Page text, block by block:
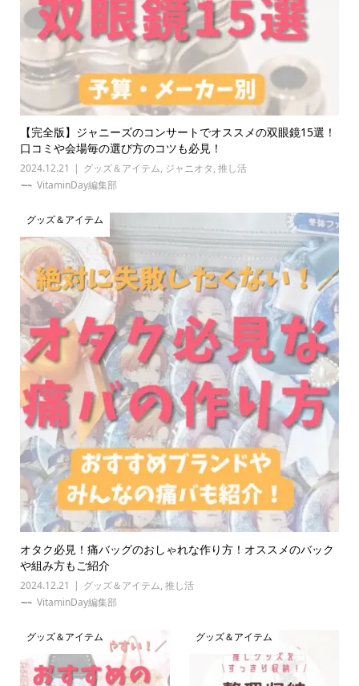
【完全版】ジャニーズのコンサートでオススメの双眼鏡15選！
口コミや会場毎の選び方のコツも必見！
2024.12.21 グッズ＆アイテム, ジャニオタ, 推し活
VitaminDay編集部
オタク必見！痛バッグのおしゃれな作り方！オススメのバック
や組み方もご紹介
2024.12.21 グッズ＆アイテム, 推し活
VitaminDay編集部
グッズ＆アイテム
グッズ＆アイテム グッズ＆アイテム